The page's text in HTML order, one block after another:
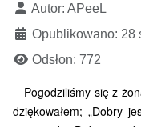
Autor: APeeL
Opublikowano: 28
Odsłon: 772
Pogodziliśmy się z
dziękowałem; „Dobry